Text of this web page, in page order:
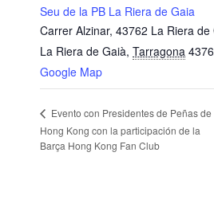
Seu de la PB La Riera de Gaia
Carrer Alzinar, 43762 La Riera
La Riera de Gaià, Tarragona
Google Map
Evento con Presidentes de Peñas de
Hong Kong con la participación de la
Barça Hong Kong Fan Club